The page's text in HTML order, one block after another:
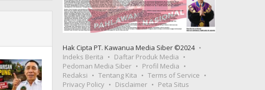
Hak Cipta PT. Kawanua Media Siber ©2024
Indeks Berita
Daftar Produk Media
Pedoman Media Siber
Profil Media
Redaksi
Tentang Kita
Terms of Service
Privacy Policy
Disclaimer Peta Situs